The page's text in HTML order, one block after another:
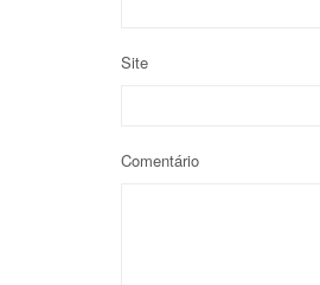
Site
Comentário